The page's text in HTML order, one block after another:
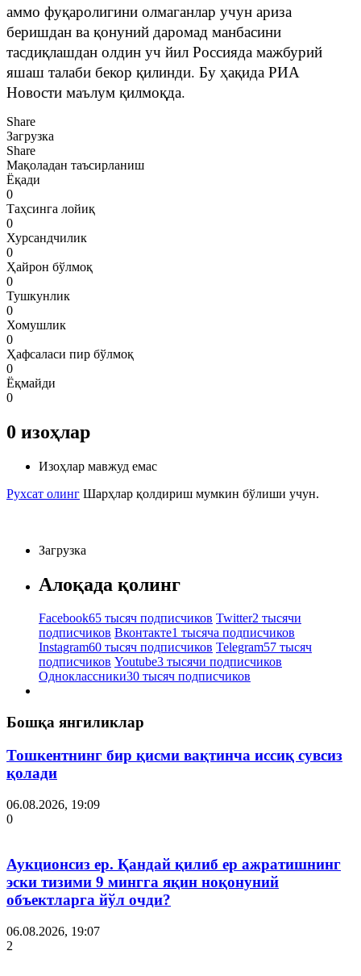
аммо фуқаролигини олмаганлар учун ариза
беришдан ва қонуний даромад манбасини
тасдиқлашдан олдин уч йил Россияда мажбурий
яшаш талаби бекор қилинди. Бу ҳақида РИА
Новости маълум қилмоқда.
Share
Загрузка
Share
Мақоладан таъсирланиш
Ёқади
0
Таҳсинга лойиқ
0
Хурсандчилик
0
Ҳайрон бўлмоқ
0
Тушкунлик
0
Хомушлик
0
Ҳафсаласи пир бўлмоқ
0
Ёқмайди
0
0 изоҳлар
Изоҳлар мавжуд емас
Рухсат олинг Шарҳлар қолдириш мумкин бўлиши учун.
Загрузка
Алоқада қолинг
Facebook65 тысяч подписчиков Twitter2 тысячи
подписчиков Вконтакте1 тысяча подписчиков
Instagram60 тысяч подписчиков Telegram57 тысяч
подписчиков Youtube3 тысячи подписчиков
Одноклассники30 тысяч подписчиков
Бошқа янгиликлар
Тошкентнинг бир қисми вақтинча иссиқ сувсиз
қолади
06.08.2026, 19:09
0
Аукционсиз ер. Қандай қилиб ер ажратишнинг
эски тизими 9 мингга яқин ноқонуний
объектларга йўл очди?
06.08.2026, 19:07
2